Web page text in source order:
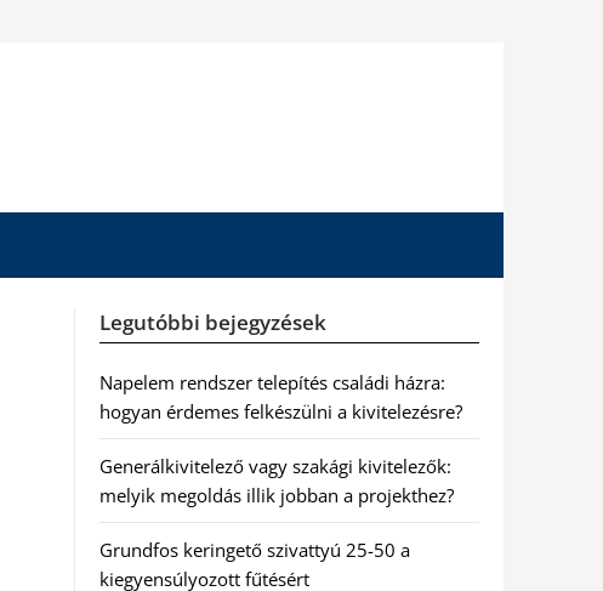
Legutóbbi bejegyzések
Napelem rendszer telepítés családi házra:
hogyan érdemes felkészülni a kivitelezésre?
Generálkivitelező vagy szakági kivitelezők:
melyik megoldás illik jobban a projekthez?
Grundfos keringető szivattyú 25-50 a
kiegyensúlyozott fűtésért